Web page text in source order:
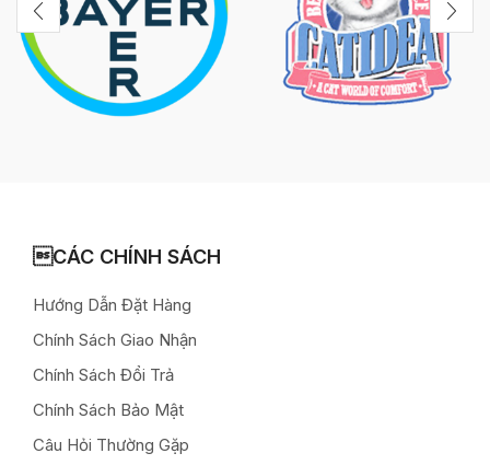
CÁC CHÍNH SÁCH
Hướng Dẫn Đặt Hàng
Chính Sách Giao Nhận
Chính Sách Đổi Trả
Chính Sách Bảo Mật
Câu Hỏi Thường Gặp